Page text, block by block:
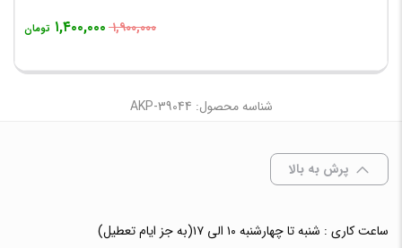
۱,۹۰۰,۰۰۰ ۱,۴۰۰,۰۰۰ تومان
شناسه محصول: AKP-39044
پرش به بالا
ساعت کاری : شنبه تا چهارشنبه ۱۰ الی ۱۷(به جز ایام تعطیل)